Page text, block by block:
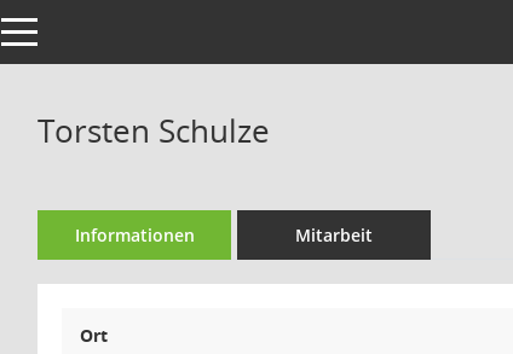
Toggle navigation
Torsten Schulze
Informationen Mitarbeit
Ort